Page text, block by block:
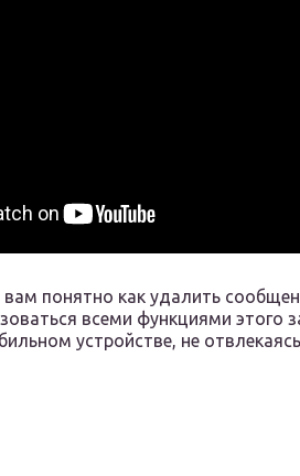
вам понятно как удалить
всеми функциями этого
устройстве, не